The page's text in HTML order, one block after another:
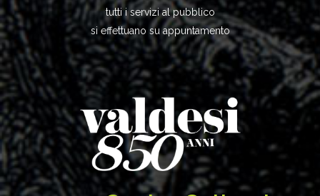
tutti i servizi al pubblico
si effettuano su appuntamento